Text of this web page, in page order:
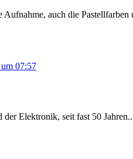
Aufnahme, auch die
07:57
der Elektronik, seit fast 50